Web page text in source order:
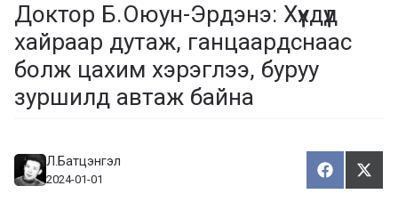
Доктор Б.Оюун-Эрдэнэ: Хүүхдүүд
хайраар дутаж, ганцаардснаас
болж цахим хэрэглээ, буруу
зуршилд автаж байна
Л.Батцэнгэл
2024-01-01
Х
у
Т